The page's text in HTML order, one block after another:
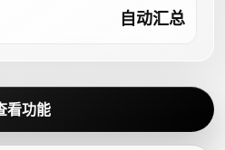
自动汇总
看功能